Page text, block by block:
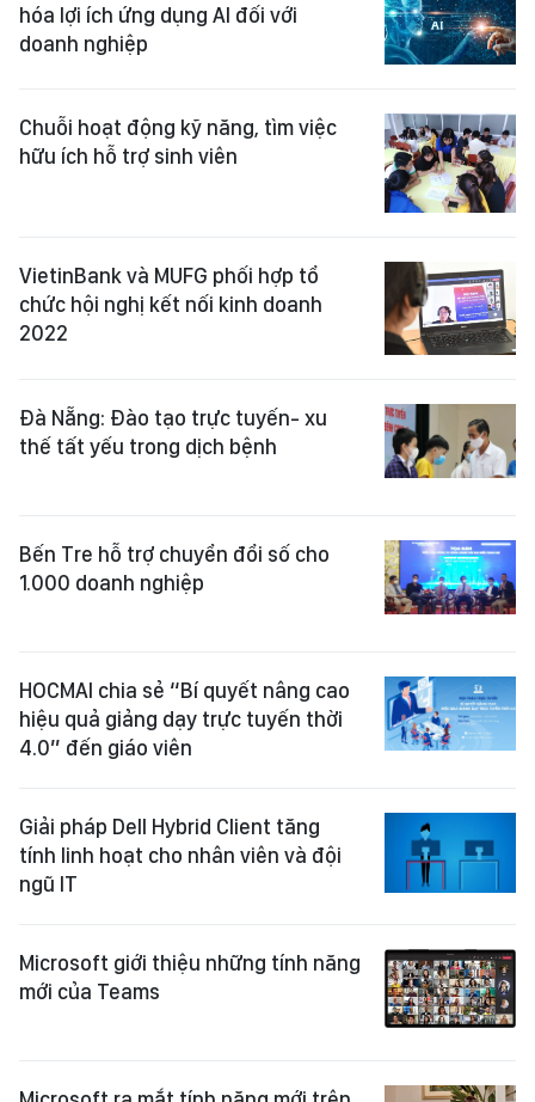
hóa lợi ích ứng dụng AI đối với
doanh nghiệp
Chuỗi hoạt động kỹ năng, tìm việc
hữu ích hỗ trợ sinh viên
VietinBank và MUFG phối hợp tổ
chức hội nghị kết nối kinh doanh
2022
Đà Nẵng: Đào tạo trực tuyến- xu
thế tất yếu trong dịch bệnh
Bến Tre hỗ trợ chuyển đổi số cho
1.000 doanh nghiệp
HOCMAI chia sẻ “Bí quyết nâng cao
hiệu quả giảng dạy trực tuyến thời
4.0” đến giáo viên
Giải pháp Dell Hybrid Client tăng
tính linh hoạt cho nhân viên và đội
ngũ IT
Microsoft giới thiệu những tính năng
mới của Teams